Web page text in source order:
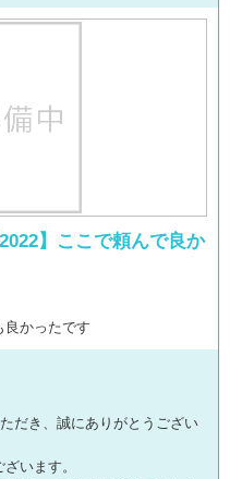
】ここで頼んで良か
良かったです
だき、誠にありがとうござい
います。